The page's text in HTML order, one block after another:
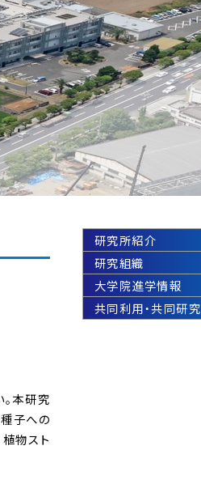
本研究
子への
物スト
研究所紹介
研究組織
大学院進学情報
共同利用・共同研究